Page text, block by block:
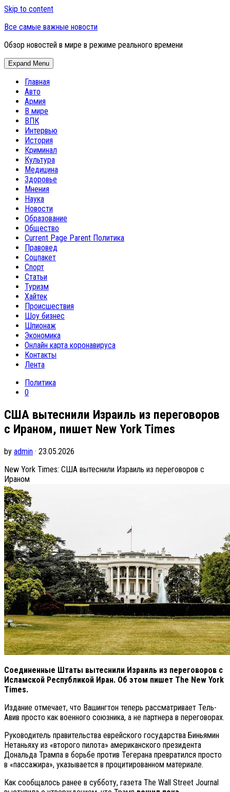
Skip to content
Все самые важные новости
Обзор новостей в мире в режиме реального времени
Expand Menu
Главная
Авто
Армия
В мире
ВПК
Интервью
История
Криминал
Культура
Медицина
Здоровье
Мнения
Наука
Новости
Образование
Общество
Current Page Parent Политика
Правовед
Соцпакет
Спорт
Статьи
Туризм
Хайтек
Происшествия
Шоу бизнес
Шпионаж
Экономика
Онлайн карта коронавируса
Контакты
Лента
Политика
0
США вытеснили Израиль из переговоров
с Ираном, пишет New York Times
by admin · 23.05.2026
New York Times: США вытеснили Израиль из переговоров с
Ираном
Соединенные Штаты вытеснили Израиль из переговоров с
Исламской Республикой Иран. Об этом пишет The New York
Times.
Издание отмечает, что Вашингтон теперь рассматривает Тель-
Авив просто как военного союзника, а не партнера в переговорах.
Руководитель правительства еврейского государства Биньямин
Нетаньяху из «второго пилота» американского президента
Дональда Трампа в борьбе против Тегерана превратился просто
в «пассажира», указывается в процитированном материале.
Как сообщалось ранее в субботу, газета The Wall Street Journal